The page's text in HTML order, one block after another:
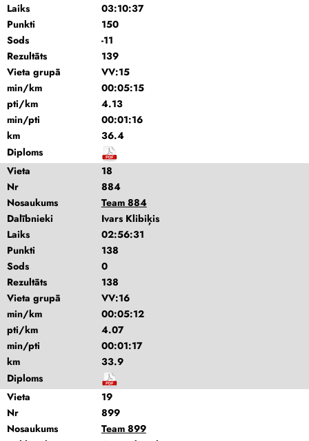
Laiks
03:10:37
Punkti
150
Sods
-11
Rezultāts
139
Vieta grupā
VV:15
min/km
00:05:15
pti/km
4.13
min/pti
00:01:16
km
36.4
Diploms
Vieta
18
Nr
884
Nosaukums
Team 884
Dalībnieki
Ivars Klibiķis
Laiks
02:56:31
Punkti
138
Sods
0
Rezultāts
138
Vieta grupā
VV:16
min/km
00:05:12
pti/km
4.07
min/pti
00:01:17
km
33.9
Diploms
Vieta
19
Nr
899
Nosaukums
Team 899